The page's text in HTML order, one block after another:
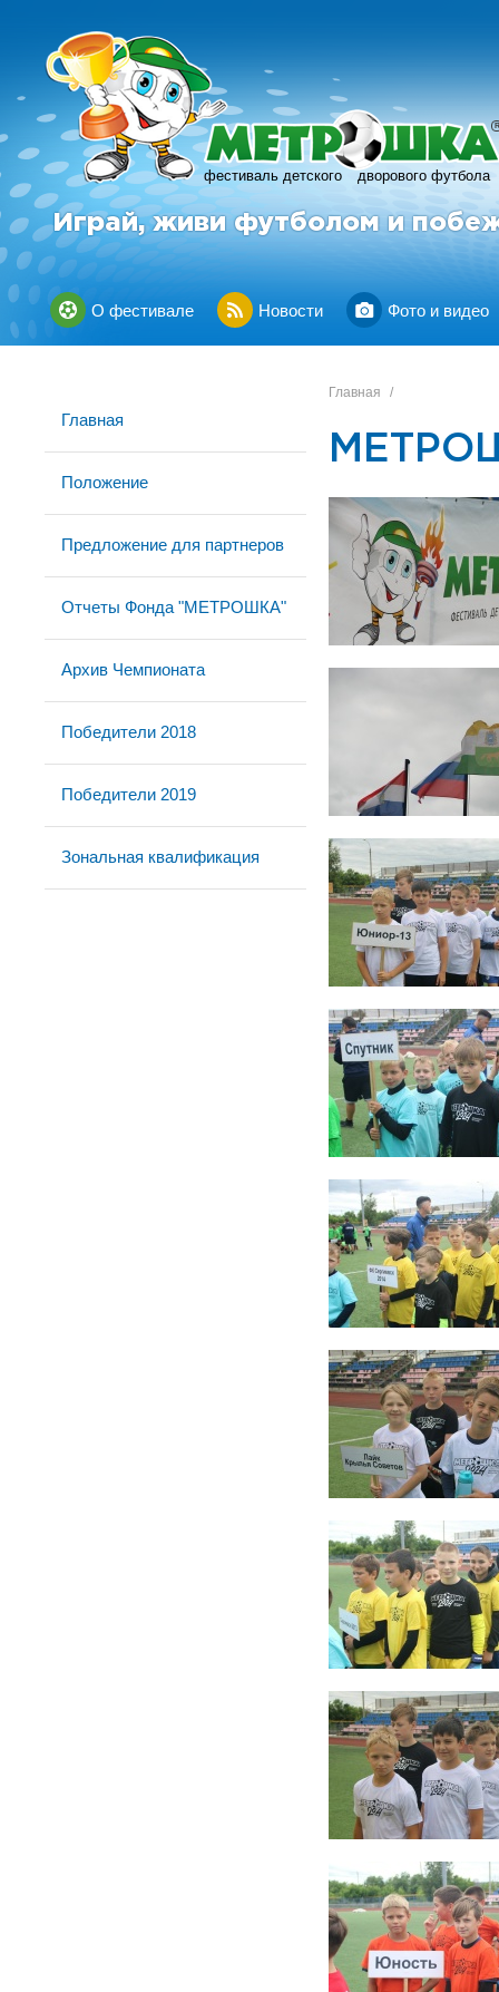
фестиваль детского дворового футбола
R
Играй, живи футболом и
О фестивале Новости Фото и видео
Главная
Положение
Предложение для партнеров
Отчеты Фонда "МЕТРОШКА"
Архив Чемпионата
Победители 2018
Победители 2019
Зональная квалификация
Главная /